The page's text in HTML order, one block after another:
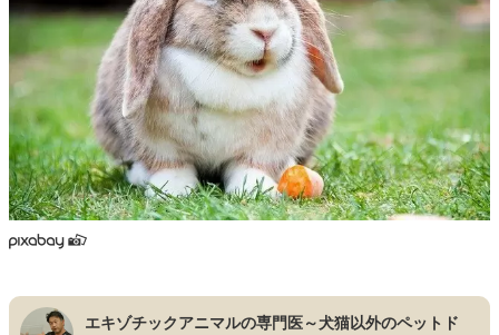
エキゾチックアニマルの専門医～犬猫以外のペットド